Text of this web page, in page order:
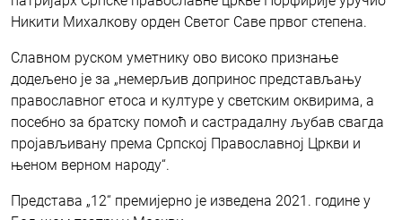
Никити Михалкову орден Светог Саве првог степена.
Славном руском уметнику ово високо признање
додељено је за „немерљив допринос представљању
православног етоса и културе у светским оквирима, а
посебно за братску помоћ и састрадалну љубав свагда
пројављивану према Српској Православној Цркви и
њеном верном народу“.
Представа „12“ премијерно је изведена 2021. године у